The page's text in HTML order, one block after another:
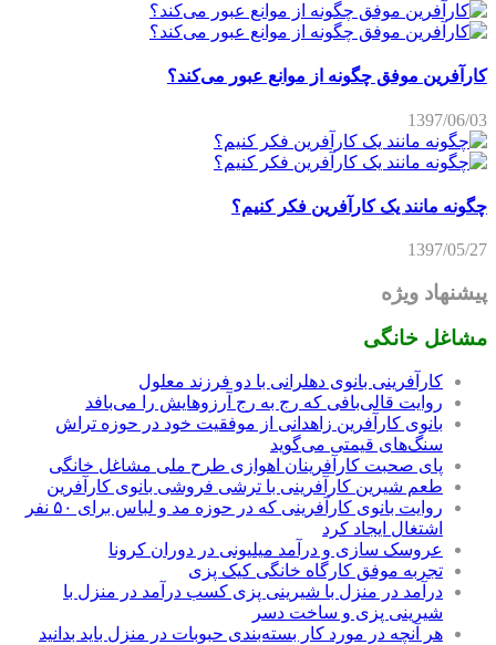
کارآفرین موفق چگونه از موانع عبور می‌کند؟
1397/06/03
چگونه مانند یک کارآفرین فکر کنیم؟
1397/05/27
پیشنهاد ویژه
مشاغل خانگی
کارآفرینی بانوی دهلرانی با دو فرزند معلول
روایت قالی‌بافی که رج به رج آرزوهایش را می‌بافد
بانوی کارآفرین زاهدانی از موفقیت خود در حوزه تراش
سنگ‌های قیمتی می‌گوید
پای صحبت کارآفرینان اهوازی طرح ملی مشاغل خانگی
طعم شیرین کارآفرینی با ترشی فروشی بانوی کارآفرین
روایت بانوی کارآفرینی که در حوزه مد و لباس برای ۵۰ نفر
اشتغال ایجاد کرد
عروسک سازی و درآمد میلیونی در دوران کرونا
تجربه موفق کارگاه خانگی کیک پزی
درآمد در منزل با شیرینی پزی کسب درآمد در منزل با
شیرینی پزی و ساخت دسر
هر آنچه در مورد کار بسته‌بندی حبوبات در منزل باید بدانید